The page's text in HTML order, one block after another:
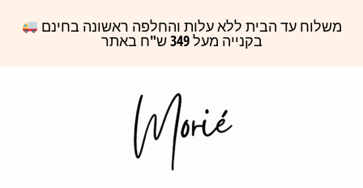
משלוח עד הבית ללא עלות והחלפה ראשונה בחינם
בקנייה מעל 349 ש"ח באתר